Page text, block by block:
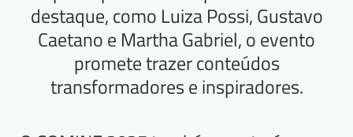
destaque, como Luiza Possi, Gustavo
Caetano e Martha Gabriel, o evento
promete trazer conteúdos
transformadores e inspiradores.